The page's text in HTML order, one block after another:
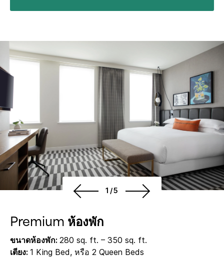
1/5
Premium ห้องพัก
ขนาดห้องพัก: 280 sq. ft. – 350 sq. ft.
เตียง: 1 King Bed, หรือ 2 Queen Beds